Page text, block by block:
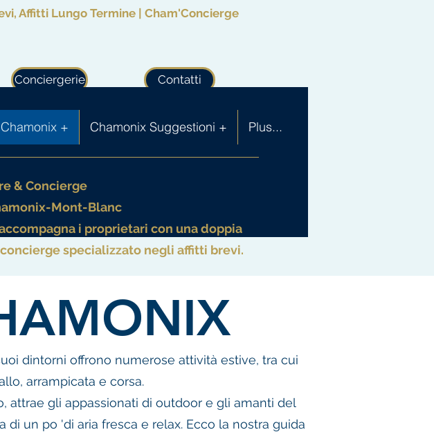
Affitti Lungo Termine | Cham'Concierge
Conciergerie Contatti
Chamonix + Chamonix Suggestioni + Plus...
& Concierge
Mont-Blanc
i proprietari con una doppia
specializzato negli affitti brevi.
dintorni offrono numerose attività estive, tra cui
arrampicata e corsa.
gli appassionati di outdoor e gli amanti del
un po 'di aria fresca e relax. Ecco la nostra guida